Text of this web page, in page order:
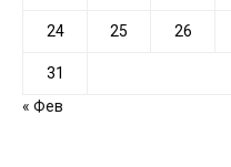
24 25 26
31
« Фев